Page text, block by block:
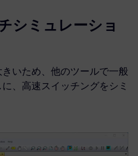
シミュレーショ
いため、他のツールで一般
、高速スイッチングをシミ